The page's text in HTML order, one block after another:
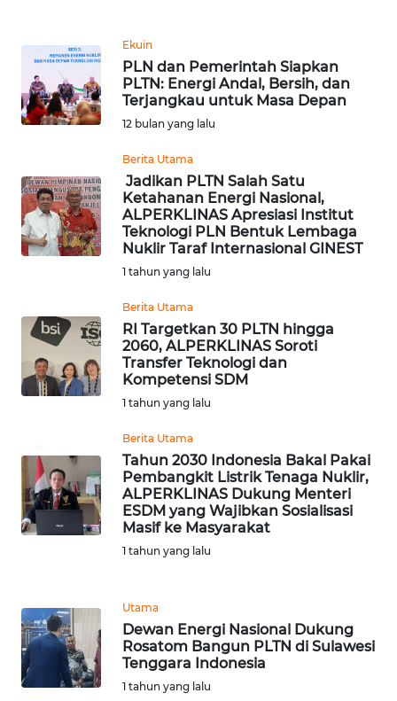
Ekuin
PLN dan Pemerintah Siapkan
PLTN: Energi Andal, Bersih, dan
Terjangkau untuk Masa Depan
12 bulan yang lalu
Berita Utama
Jadikan PLTN Salah Satu
Ketahanan Energi Nasional,
ALPERKLINAS Apresiasi Institut
Teknologi PLN Bentuk Lembaga
Nuklir Taraf Internasional GINEST
1 tahun yang lalu
Berita Utama
RI Targetkan 30 PLTN hingga
2060, ALPERKLINAS Soroti
Transfer Teknologi dan
Kompetensi SDM
1 tahun yang lalu
Berita Utama
Tahun 2030 Indonesia Bakal Pakai
Pembangkit Listrik Tenaga Nuklir,
ALPERKLINAS Dukung Menteri
ESDM yang Wajibkan Sosialisasi
Masif ke Masyarakat
1 tahun yang lalu
Utama
Dewan Energi Nasional Dukung
Rosatom Bangun PLTN di Sulawesi
Tenggara Indonesia
1 tahun yang lalu
Wahana
Regional
WN
WN
JAKARTA
WN
WN
BANTEN
WN
KEPRI
WN
PAPUA
BARAT
RIAU